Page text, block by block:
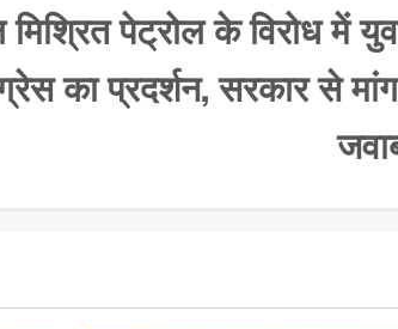
पेट्रोल के विरोध में
का प्रदर्शन, सरकार से